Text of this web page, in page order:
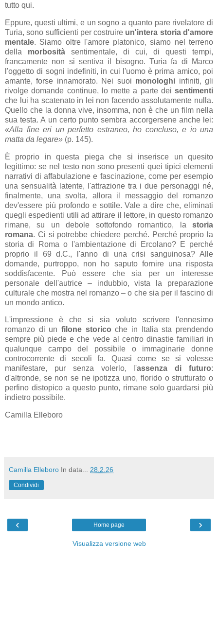
tutto qui.
Eppure, questi ultimi, e un sogno a quanto pare rivelatore di
Turia, sono sufficienti per costruire un'intera storia d'amore
mentale. Siamo oltre l'amore platonico, siamo nel terreno
della morbosità sentimentale, di cui, di questi tempi,
francamente non si sentiva il bisogno. Turia fa di Marco
l'oggetto di sogni indefiniti, in cui l'uomo è prima amico, poi
amante, forse innamorato. Nei suoi monologhi infiniti, gli
rivolge domande continue, lo mette a parte dei sentimenti
che lui ha scatenato in lei non facendo assolutamente nulla.
Quello che la donna vive, insomma, non è che un film nella
sua testa. A un certo punto sembra accorgersene anche lei:
«Alla fine eri un perfetto estraneo, ho concluso, e io una
matta da legare» (p. 145).
È proprio in questa piega che si inserisce un quesito
legittimo: se nel testo non sono presenti quei tipici elementi
narrativi di affabulazione e fascinazione, come per esempio
una sensualità latente, l'attrazione tra i due personaggi né,
finalmente, una svolta, allora il messaggio del romanzo
dev'essere più profondo e sottile. Vale a dire che, eliminati
quegli espedienti utili ad attirare il lettore, in questo romanzo
rimane, su un debole sottofondo romantico, la storia
romana. Ci si potrebbe chiedere perché. Perché proprio la
storia di Roma o l'ambientazione di Ercolano? E perché
proprio il 69 d.C., l'anno di una crisi sanguinosa? Alle
domande, purtroppo, non ho saputo fornire una risposta
soddisfacente. Può essere che sia per un interesse
personale dell'autrice – indubbio, vista la preparazione
culturale che mostra nel romanzo – o che sia per il fascino di
un mondo antico.
L'impressione è che si sia voluto scrivere l'ennesimo
romanzo di un filone storico che in Italia sta prendendo
sempre più piede e che vede al centro dinastie familiari in
qualunque campo del possibile o immaginarie donne
controcorrente di secoli fa. Quasi come se si volesse
manifestare, pur senza volerlo, l'assenza di futuro:
d'altronde, se non se ne ipotizza uno, florido o strutturato o
perfino distopico a questo punto, rimane solo guardarsi più
indietro possibile.
Camilla Elleboro
Camilla Elleboro In data... 28.2.26
Condividi
‹ ›
Home page
Visualizza versione web